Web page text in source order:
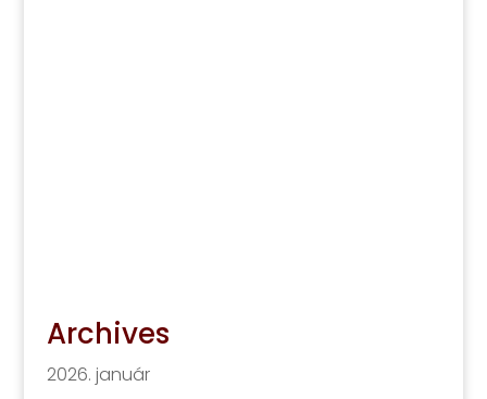
Archives
2026. január